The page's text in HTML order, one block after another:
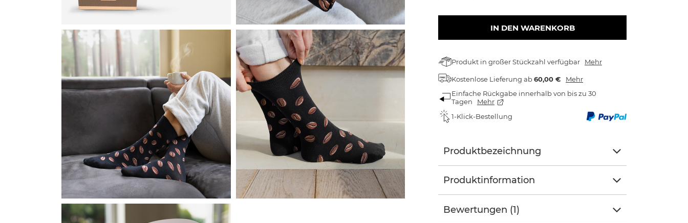
IN DEN WARENKORB
Produkt in großer Stückzahl verfügbar Mehr
Kostenlose Lieferung ab60,00 €
Mehr
Einfache Rückgabe innerhalb von bis zu 30
Tagen
Mehr
1-Klick-Bestellung
Produktbezeichnung
Produktinformation
Bewertungen (1)